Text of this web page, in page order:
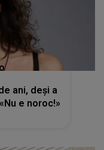
ani, deși a
e noroc!»